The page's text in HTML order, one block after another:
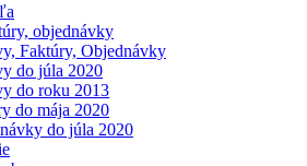
objednávky
Faktúry, Objednávky
do júla 2020
do roku 2013
do mája 2020
do júla 2020